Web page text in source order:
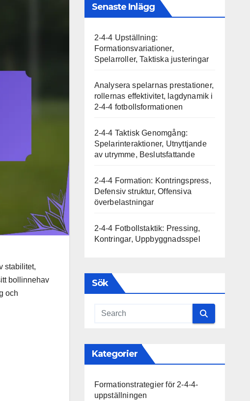
stabilitet,
bollinnehav
och
Senaste Inlägg
2-4-4 Upställning:
Formationsvariationer,
Spelarroller, Taktiska justeringar
Analysera spelarnas prestationer,
rollernas effektivitet, lagdynamik i
2-4-4 fotbollsformationen
2-4-4 Taktisk Genomgång:
Spelarinteraktioner, Utnyttjande
av utrymme, Beslutsfattande
2-4-4 Formation: Kontringspress,
Defensiv struktur, Offensiva
överbelastningar
2-4-4 Fotbollstaktik: Pressing,
Kontringar, Uppbyggnadsspel
Sök
Kategorier
Formationstrategier för 2-4-4-
uppställningen